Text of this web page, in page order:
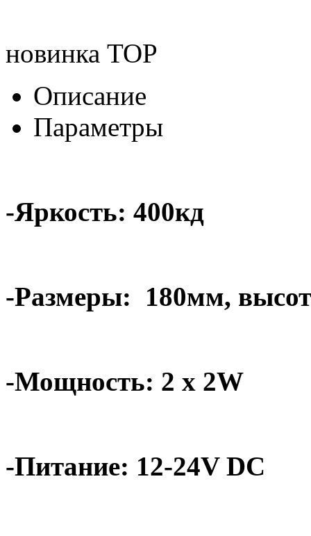
новинка TOP
Описание
Параметры
-Яркость: 400кд
-Размеры: 180мм,
-Мощность: 2 x 2W
-Питание: 12-24V DC